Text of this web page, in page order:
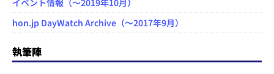
hon.jp DayWatch Archive（～2017年9月）
執筆陣